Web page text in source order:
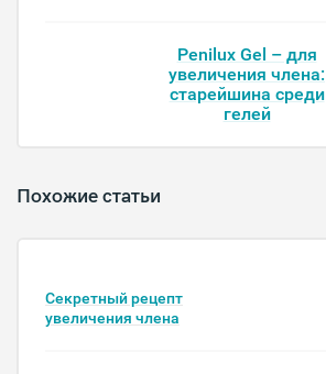
Penilux Gel – для
увеличения члена:
старейшина среди
гелей
Похожие статьи
Секретный рецепт
увеличения члена